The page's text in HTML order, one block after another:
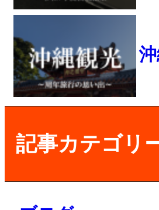
記事カテゴリ